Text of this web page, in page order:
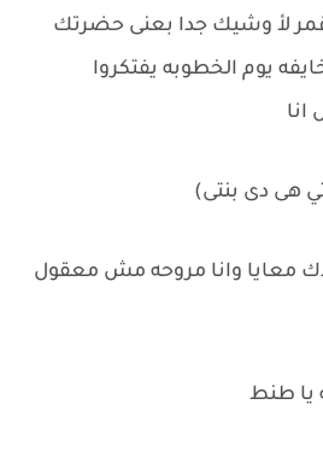
لأ وشيك جدا بعنى حضرتك
يوم الخطوبه يفتكروا
هى دى بنتى)
معايا وانا مروحه مش معقول
يا طنط